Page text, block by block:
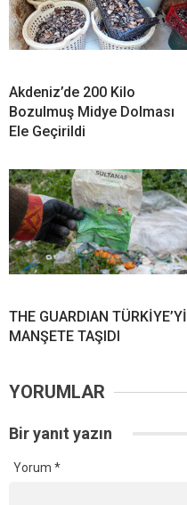
Akdeniz’de 200 Kilo
Bozulmuş Midye Dolması
Ele Geçirildi
THE GUARDIAN TÜRKİYE’Yİ
MANŞETE TAŞIDI
YORUMLAR
Bir yanıt yazın
Yorum *